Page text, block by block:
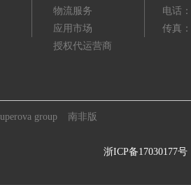
物流服务
应用市场
授权代运营商
电话
传真
group 南非版
浙ICP备17030177号